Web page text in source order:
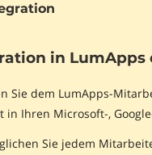
in
Sie dem LumApps-
in Ihren Microsoft-,
Sie jedem